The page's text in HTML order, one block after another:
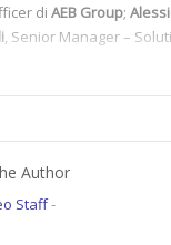
di AEB Group;
, Senior Manager –
Author
Staff-